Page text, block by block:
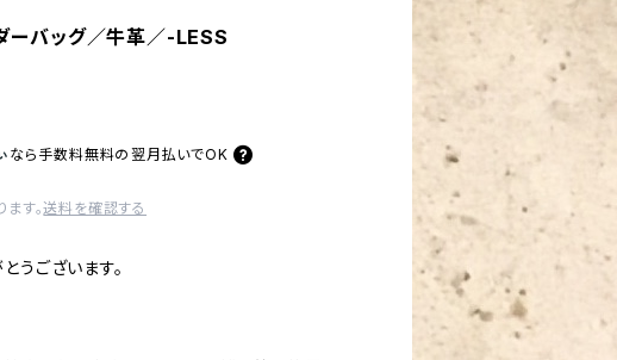
ーバッグ／牛革／-LESS
なら 手数料無料の 翌月払いでOK
す。送料を確認する
うございます。